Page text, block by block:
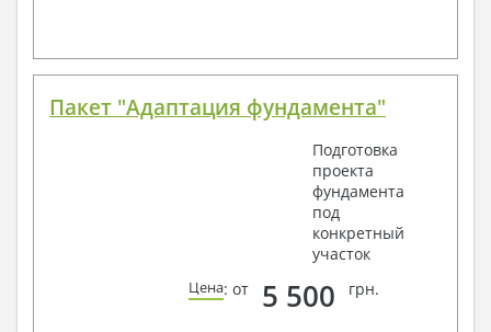
Пакет "Адаптация фундамента"
Подготовка
проекта
фундамента
под
конкретный
участок
Цена: от 5 500 грн.